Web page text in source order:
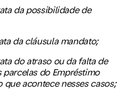
da possibilidade de
da cláusula mandato;
do atraso ou da falta de
parcelas do Empréstimo
que acontece nesses casos;